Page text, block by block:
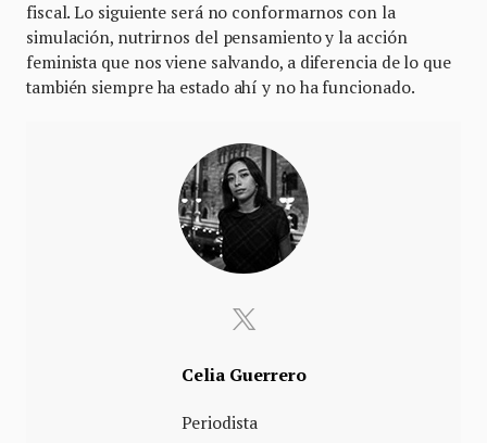
fiscal. Lo siguiente será no conformarnos con la
simulación, nutrirnos del pensamiento y la acción
feminista que nos viene salvando, a diferencia de lo que
también siempre ha estado ahí y no ha funcionado.
Celia Guerrero
Periodista